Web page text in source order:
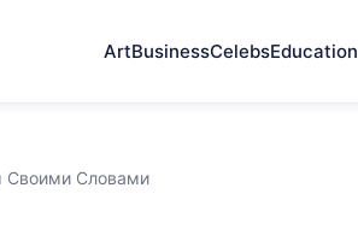
ArtBusinessCelebsEducation
Своими Словами